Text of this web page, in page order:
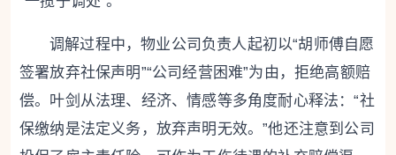
调解过程中，物业公司负责人起初以“胡师傅自愿
签署放弃社保声明”“公司经营困难”为由，拒绝高额赔
偿。叶剑从法理、经济、情感等多角度耐心释法：“社
保缴纳是法定义务，放弃声明无效。”他还注意到公司